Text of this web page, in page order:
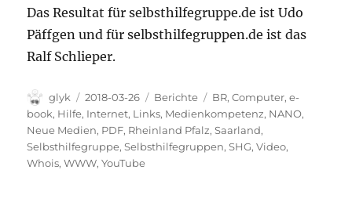
Das Resultat für selbsthilfegruppe.de ist Udo
Päffgen und für selbsthilfegruppen.de ist das
Ralf Schlieper.
Autor
glyk
Veröffentlicht
am
2018-03-26 Kategorien
Berichte Schlagwörter
BR,Computer,e-
book, Hilfe, Internet, Links, Medienkompetenz, NANO,
Neue Medien, PDF, Rheinland Pfalz,Saarland,
Selbsthilfegruppe,Selbsthilfegruppen,SHG,Video,
Whois,WWW,YouTube